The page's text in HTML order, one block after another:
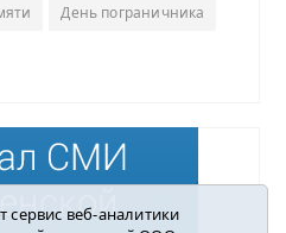
День пограничника
сервис веб-аналитики